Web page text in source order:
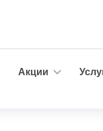
Акции